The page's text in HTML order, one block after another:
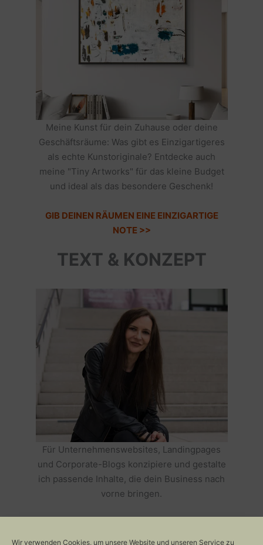
Wir verwenden Cookies, um unsere Website und unseren Service zu
Meine Kunst für dein Zuhause oder deine
Geschäftsräume: Was gibt es Einzigartigeres
als echte Kunstoriginale? Entdecke auch
meine "Tiny Artworks" für das kleine Budget
und ideal als das besondere Geschenk!
GIB DEINEN RÄUMEN EINE EINZIGARTIGE
NOTE >>
TEXT & KONZEPT
Für Unternehmenswebsites, Landingpages
und Corporate-Blogs konzipiere und gestalte
ich passende Inhalte, die dein Business nach
vorne bringen.
ERFOLGREICH MACHEN >>